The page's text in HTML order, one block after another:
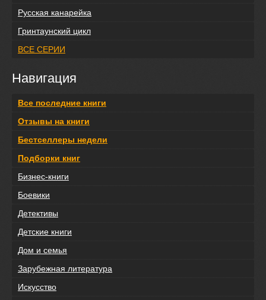
Русская канарейка
Гринтаунский цикл
ВСЕ СЕРИИ
Навигация
Все последние книги
Отзывы на книги
Бестселлеры недели
Подборки книг
Бизнес-книги
Боевики
Детективы
Детские книги
Дом и семья
Зарубежная литература
Искусство